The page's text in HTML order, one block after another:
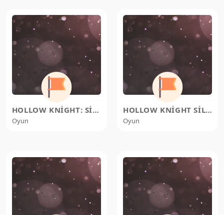
HOLLOW KNIGHT: SILKSONG – WHICH
Oyun
HOLLOW KNIGHT SILKSONG: HOW TO B
Oyun